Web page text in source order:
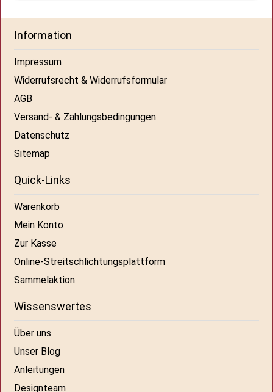
Information
Impressum
Widerrufsrecht & Widerrufsformular
AGB
Versand- & Zahlungsbedingungen
Datenschutz
Sitemap
Quick-Links
Warenkorb
Mein Konto
Zur Kasse
Online-Streitschlichtungsplattform
Sammelaktion
Wissenswertes
Über uns
Unser Blog
Anleitungen
Designteam